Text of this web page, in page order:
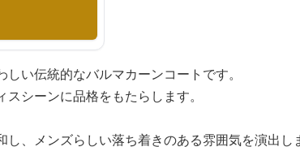
い伝統的なバルマカーンコートです。
シーンに品格をもたらします。
、メンズらしい落ち着きのある雰囲気を演出し